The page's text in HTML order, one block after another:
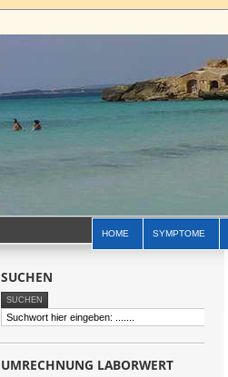
HOME SYMPTOME
SUCHEN
UMRECHNUNG LABORWERT